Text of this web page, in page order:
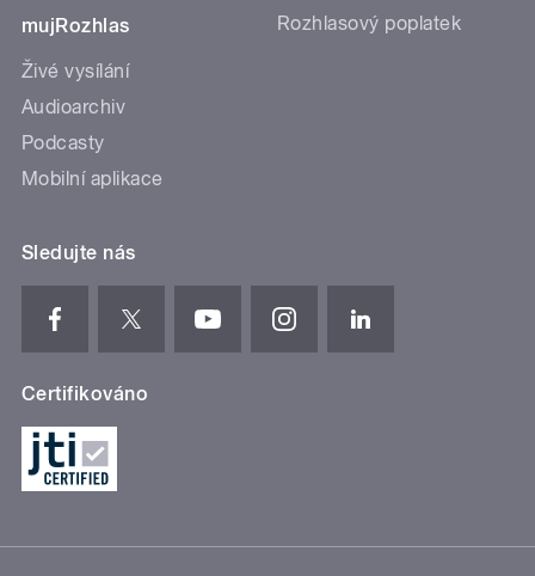
mujRozhlas
Živé vysílání
Audioarchiv
Podcasty
Mobilní aplikace
Rozhlasový poplatek
Sledujte nás
Certifikováno